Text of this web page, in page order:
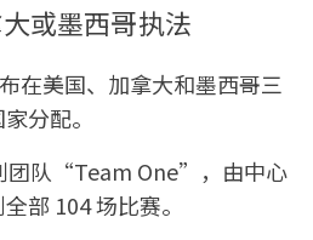
或墨西哥执法
在美国、加拿大和墨西哥三
分配。
团队“Team One”，由中心
部 104 场比赛。